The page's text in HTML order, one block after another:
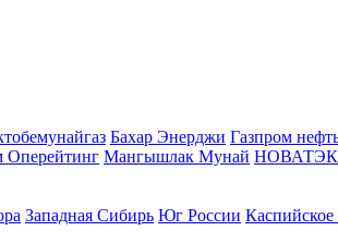
Бахар Энерджи Газпром
Оперейтинг Мангышлак Мунай НОВАТЭК
Западная Сибирь Юг России Каспийское